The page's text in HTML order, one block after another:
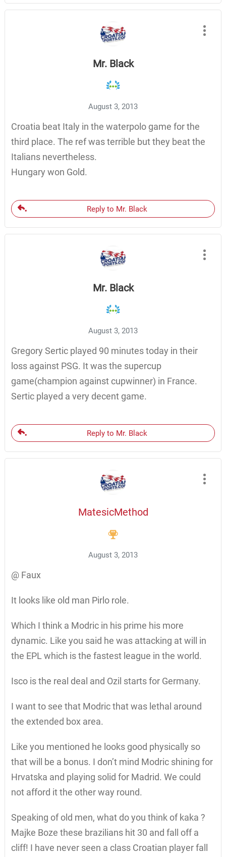
Mr. Black
August 3, 2013
Croatia beat Italy in the waterpolo game for the
third place. The ref was terrible but they beat the
Italians nevertheless.
Hungary won Gold.
Reply to Mr. Black
Mr. Black
August 3, 2013
Gregory Sertic played 90 minutes today in their
loss against PSG. It was the supercup
game(champion against cupwinner) in France.
Sertic played a very decent game.
Reply to Mr. Black
MatesicMethod
August 3, 2013
@ Faux
It looks like old man Pirlo role.
Which I think a Modric in his prime his more
dynamic. Like you said he was attacking at will in
the EPL which is the fastest league in the world.
Isco is the real deal and Ozil starts for Germany.
I want to see that Modric that was lethal around
the extended box area.
Like you mentioned he looks good physically so
that will be a bonus. I don’t mind Modric shining for
Hrvatska and playing solid for Madrid. We could
not afford it the other way round.
Speaking of old men, what do you think of kaka ?
Majke Boze these brazilians hit 30 and fall off a
cliff! I have never seen a class Croatian player fall